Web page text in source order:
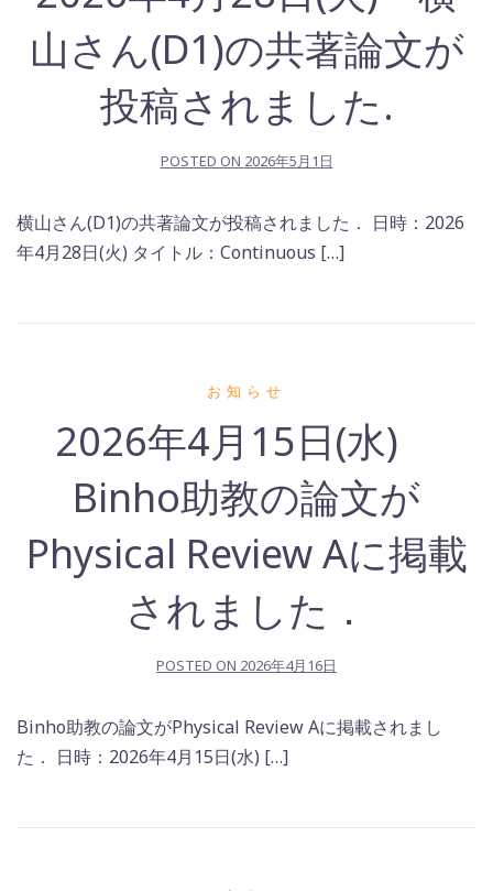
山さん(D1)の共著論文が
投稿されました.
POSTED ON 2026年5月1日
横山さん(D1)の共著論文が投稿されました． 日時：2026
年4月28日(火) タイトル：Continuous […]
お知らせ
2026年4月15日(水)
Binho助教の論文が
Physical Review Aに掲載
されました．
POSTED ON 2026年4月16日
Binho助教の論文がPhysical Review Aに掲載されまし
た． 日時：2026年4月15日(水) […]